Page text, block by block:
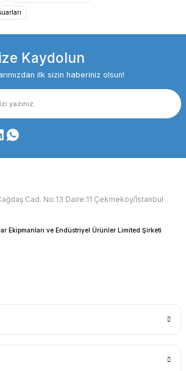
Kaydolun
ilk sizin haberiniz olsun!
Cad. No:13 Daire:11 Çekmeköy/İstanbul
Ekipmanları ve Endüstriyel Ürünler Limited Şirketi